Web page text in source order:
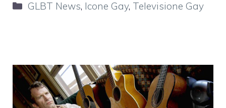
Categorie
GLBT News, Icone Gay, Televisione Gay